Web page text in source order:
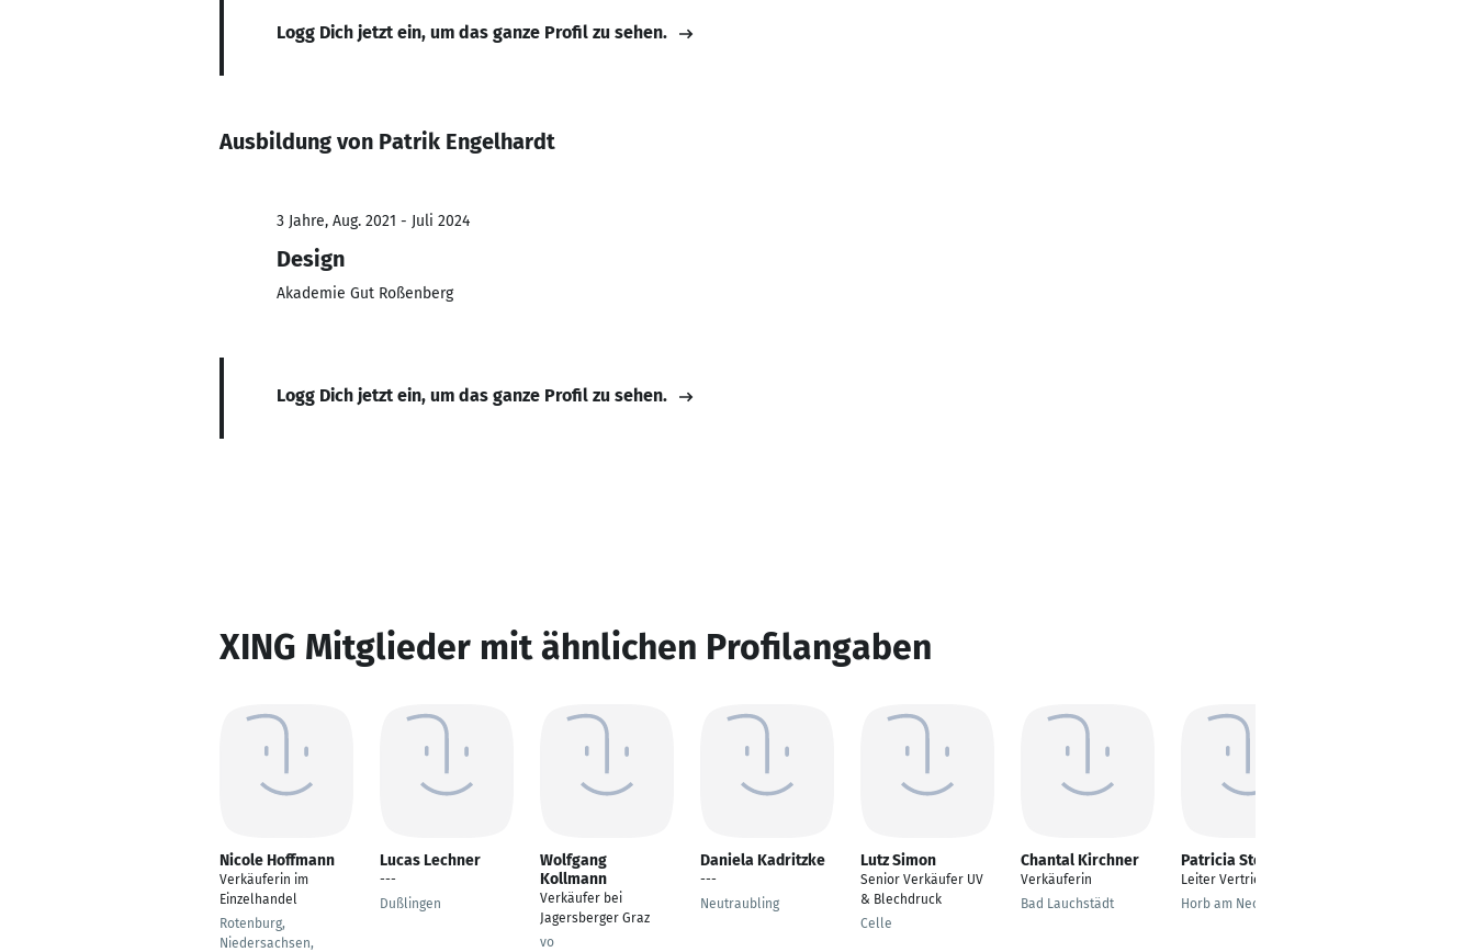
Logg Dich jetzt ein, um das ganze Profil zu sehen.
Ausbildung von Patrik Engelhardt
3 Jahre, Aug. 2021 - Juli 2024
Design
Akademie Gut Roßenberg
Logg Dich jetzt ein, um das ganze Profil zu sehen.
XING Mitglieder mit ähnlichen Profilangaben
Nicole Hoffmann
Verkäuferin im
Einzelhandel
Rotenburg,
Niedersachsen,
Lucas Lechner
---
Dußlingen
Wolfgang
Kollmann
Verkäufer bei
Jagersberger Graz
vo
Daniela Kadritzke
---
Neutraubling
Lutz Simon
Senior Verkäufer UV
& Blechdruck
Celle
Chantal Kirchner
Verkäuferin
Bad Lauchstädt
Patricia Stoll
Leiter Vertrieb
Horb am Neckar